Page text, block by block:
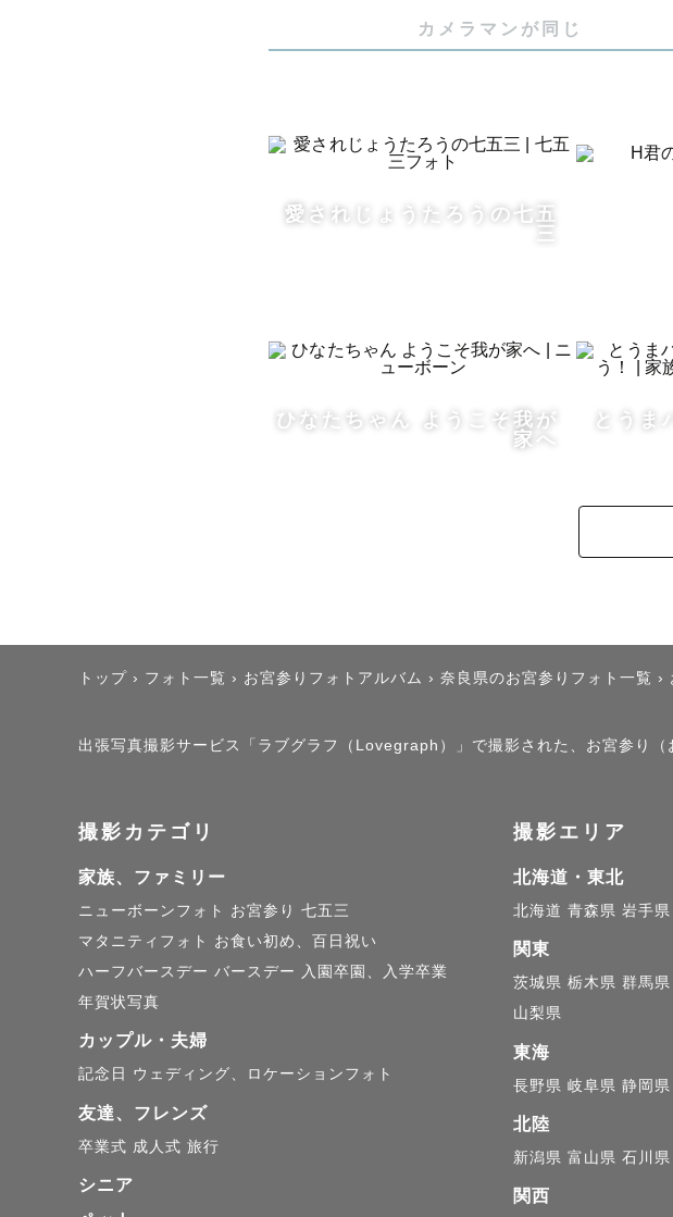
カメラマンが同じ
愛されじょうたろうの七五
三
ひなたちゃん ようこそ我が
家へ
とうま
トップ › フォト一覧 › お宮参りフォトアルバム › 奈良県のお宮参りフォト一覧 ›
出張写真撮影サービス「ラブグラフ（Lovegraph）」で撮影された、お宮参り（
撮影カテゴリ
家族、ファミリー
ニューボーンフォト お宮参り 七五三
マタニティフォト
お食い初め、百日祝い
ハーフバースデー バースデー
入園卒園、入学卒業
年賀状写真
カップル・夫婦
記念日 ウェディング、ロケーションフォト
友達、フレンズ
卒業式 成人式 旅行
シニア
撮影エリア
北海道・東北
北海道 青森県 岩手県
関東
茨城県 栃木県 群馬県
山梨県
東海
長野県 岐阜県 静岡県
北陸
新潟県 富山県 石川県
関西